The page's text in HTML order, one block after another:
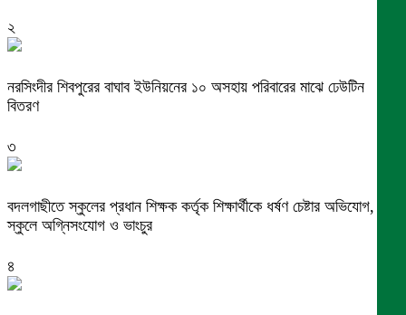
২
নরসিংদীর শিবপুরের বাঘাব ইউনিয়নের ১০ অসহায় পরিবারের মাঝে ঢেউটিন
বিতরণ
৩
বদলগাছীতে স্কুলের প্রধান শিক্ষক কর্তৃক শিক্ষার্থীকে ধর্ষণ চেষ্টার অভিযোগ,
স্কুলে অগ্নিসংযোগ ও ভাংচুর
৪